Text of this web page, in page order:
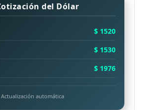
del Dólar
$ 1520
$ 1530
$ 1976
Actualización automática